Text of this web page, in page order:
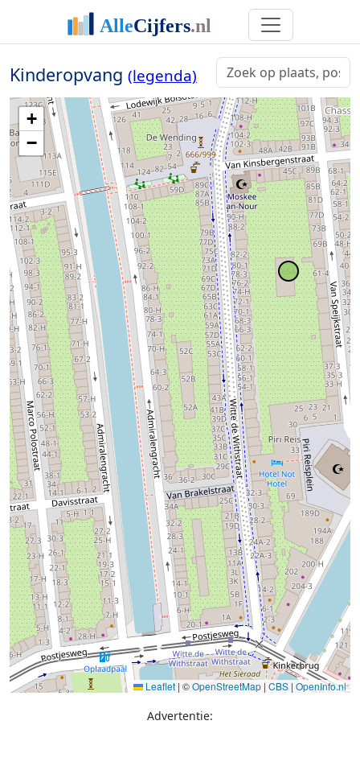
Kinderopvang (legenda)
+
−
Leaflet | ©OpenStreetMap|CBS | OpenInfo.nl
Advertentie: